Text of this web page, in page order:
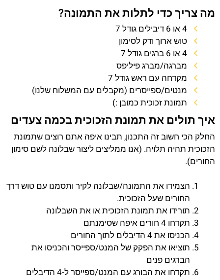
מה צריך כדי לתלות את התמונה?
4 או 6 דיבילים גודל 7
טוש ארוך ודק לסימון
4 או 6 ברגים גודל 7
מברגה/מברג פיליפס
מקדחה עם ראש גודל 7
מנטים/ספייסרים (מקבלים עם המשלוח שלנו)
תמונת זכוכית כמובן :)
איך תולים את תמונת הזכוכית בכמה צעדים
החלק הכי חשוב זה התכנון, תבינו איפה אתם רוצים שתמונת
הזכוכית תהיה תלויה. (אנו ממליצים ליצור שבלונה לשם סימון
החורים).
הצמידו את התמונה/שבלונה לקיר ותסמנו עם טוש דרך
החורים שעל הזכוכית.
תורידו את תמונת הזכוכית או את השבלונה
תקדחו 4 חורים איפה שסימנתם
הכניסו את 4 הדיבלים לתוך החורים
תוציאו את הפקק של המנט/ספייסר והכניסו את
הברגים פנים
תקדחו את הבורג עם המנט/ספייסר ל-4 הדיבלים